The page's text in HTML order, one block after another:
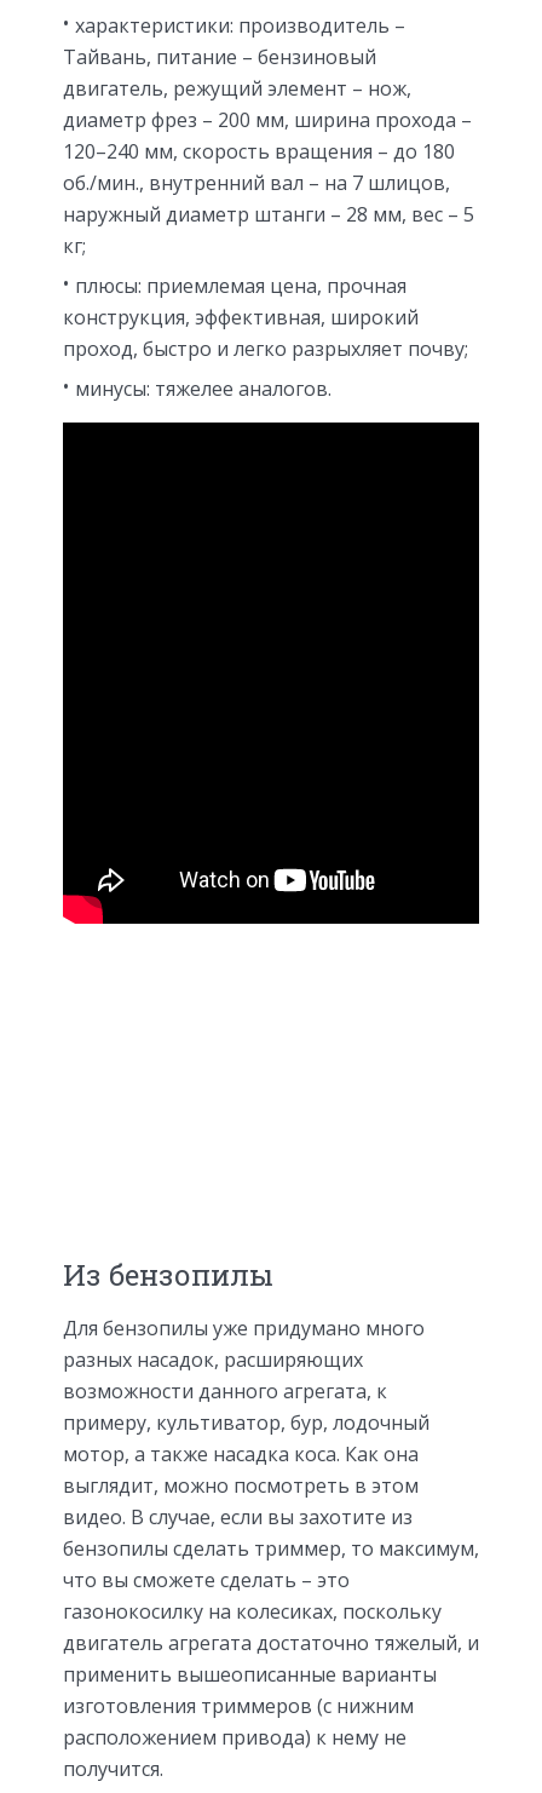
характеристики: производитель –
Тайвань, питание – бензиновый
двигатель, режущий элемент – нож,
диаметр фрез – 200 мм, ширина прохода –
120–240 мм, скорость вращения – до 180
об./мин., внутренний вал – на 7 шлицов,
наружный диаметр штанги – 28 мм, вес – 5
кг;
плюсы: приемлемая цена, прочная
конструкция, эффективная, широкий
проход, быстро и легко разрыхляет почву;
минусы: тяжелее аналогов.
Из бензопилы
Для бензопилы уже придумано много
разных насадок, расширяющих
возможности данного агрегата, к
примеру, культиватор, бур, лодочный
мотор, а также насадка коса. Как она
выглядит, можно посмотреть в этом
видео. В случае, если вы захотите из
бензопилы сделать триммер, то максимум,
что вы сможете сделать – это
газонокосилку на колесиках, поскольку
двигатель агрегата достаточно тяжелый, и
применить вышеописанные варианты
изготовления триммеров (с нижним
расположением привода) к нему не
получится.